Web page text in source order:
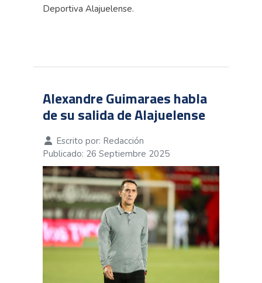
Deportiva Alajuelense.
Alexandre Guimaraes habla
de su salida de Alajuelense
Escrito por: Redacción
Publicado: 26 Septiembre 2025